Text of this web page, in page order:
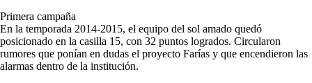
Primera campaña
En la temporada 2014-2015, el equipo del sol amado quedó
posicionado en la casilla 15, con 32 puntos logrados. Circularon
rumores que ponían en dudas el proyecto Farías y que encendieron las
alarmas dentro de la institución.